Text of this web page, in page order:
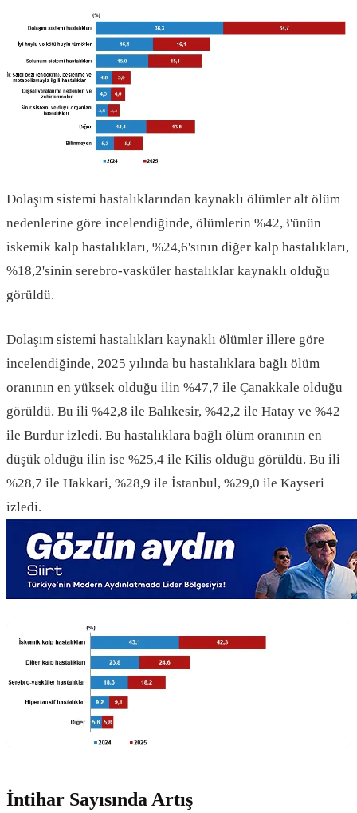
Dolaşım sistemi hastalıklarından kaynaklı ölümler alt ölüm
nedenlerine göre incelendiğinde, ölümlerin %42,3'ünün
iskemik kalp hastalıkları, %24,6'sının diğer kalp hastalıkları,
%18,2'sinin serebro-vasküler hastalıklar kaynaklı olduğu
görüldü.
Dolaşım sistemi hastalıkları kaynaklı ölümler illere göre
incelendiğinde, 2025 yılında bu hastalıklara bağlı ölüm
oranının en yüksek olduğu ilin %47,7 ile Çanakkale olduğu
görüldü. Bu ili %42,8 ile Balıkesir, %42,2 ile Hatay ve %42
ile Burdur izledi. Bu hastalıklara bağlı ölüm oranının en
düşük olduğu ilin ise %25,4 ile Kilis olduğu görüldü. Bu ili
%28,7 ile Hakkari, %28,9 ile İstanbul, %29,0 ile Kayseri
izledi.
İntihar Sayısında Artış